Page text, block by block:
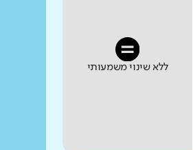
ללא שינוי משמעותי